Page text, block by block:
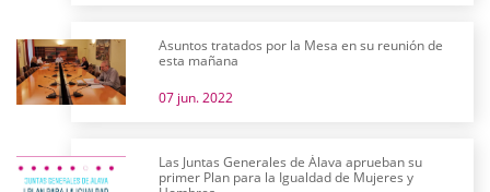
Asuntos tratados por la Mesa en su reunión de
esta mañana
07 jun. 2022
Las Juntas Generales de Álava aprueban su
primer Plan para la Igualdad de Mujeres y